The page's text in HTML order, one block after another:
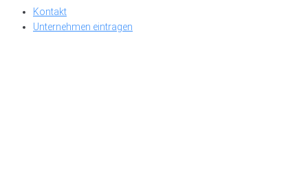
Kontakt
Unternehmen eintragen